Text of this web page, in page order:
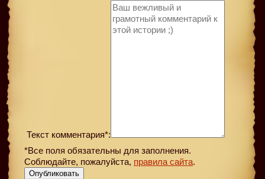
Текст комментария*:
*Все поля обязательны для заполнения.
Соблюдайте, пожалуйста, правила сайта.
Опубликовать